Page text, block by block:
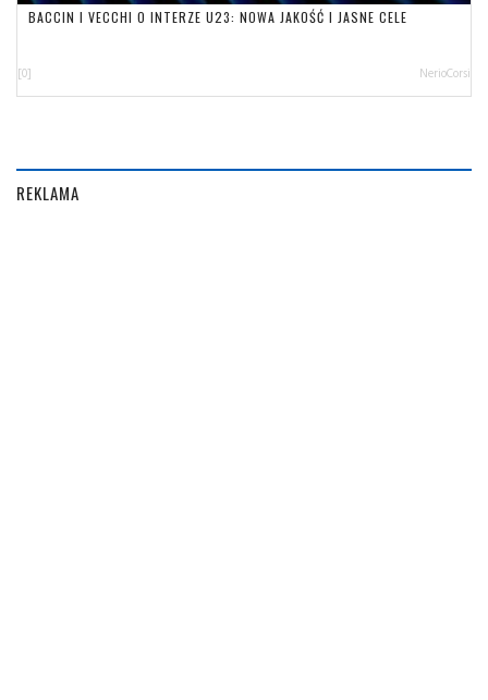
BACCIN I VECCHI O INTERZE U23: NOWA JAKOŚĆ I JASNE CELE
[0] NerioCorsi
REKLAMA